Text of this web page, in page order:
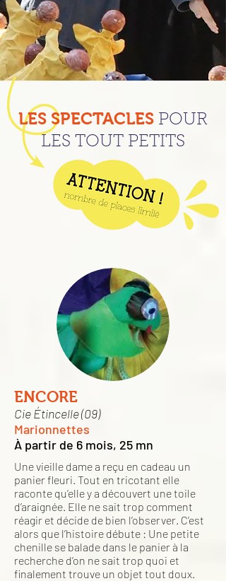
LES SPECTACLES POUR
LES TOUT PETITS
ENCORE
Cie Étincelle (09)
Marionnettes
À partir de 6 mois, 25 mn
Une vieille dame a reçu en cadeau un
panier fleuri. Tout en tricotant elle
raconte qu’elle y a découvert une toile
d’araignée. Elle ne sait trop comment
réagir et décide de bien l’observer. C’est
alors que l’histoire débute : Une petite
chenille se balade dans le panier à la
recherche d’on ne sait trop quoi et
finalement trouve un objet tout doux.